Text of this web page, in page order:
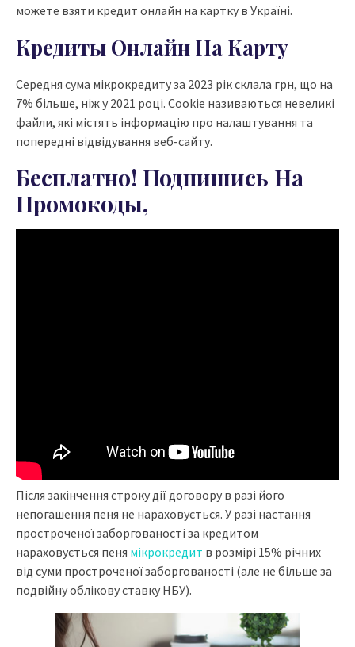
можете взяти кредит онлайн на картку в Україні.
Кредиты Онлайн На Карту
Середня сума мікрокредиту за 2023 рік склала грн, що на
7% більше, ніж у 2021 році. Cookie називаються невеликі
файли, які містять інформацію про налаштування та
попередні відвідування веб-сайту.
Бесплатно! Подпишись На
Промокоды,
Після закінчення строку дії договору в разі його
непогашення пеня не нараховується. У разі настання
простроченої заборгованості за кредитом
нараховується пеня мікрокредит в розмірі 15% річних
від суми простроченої заборгованості (але не більше за
подвійну облікову ставку НБУ).